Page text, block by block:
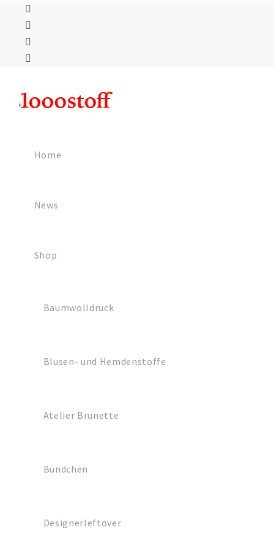
Home
News
Shop
Baumwolldruck
Blusen- und Hemdenstoffe
Atelier Brunette
Bündchen
Designerleftover